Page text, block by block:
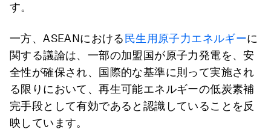
す。
一方、ASEANにおける 民生用原子力エネルギーに
関する議論は、一部の加盟国が原子力発電を、安
全性が確保され、国際的な基準に則って実施され
る限りにおいて、再生可能エネルギーの低炭素補
完手段として有効であると認識していることを反
映しています。